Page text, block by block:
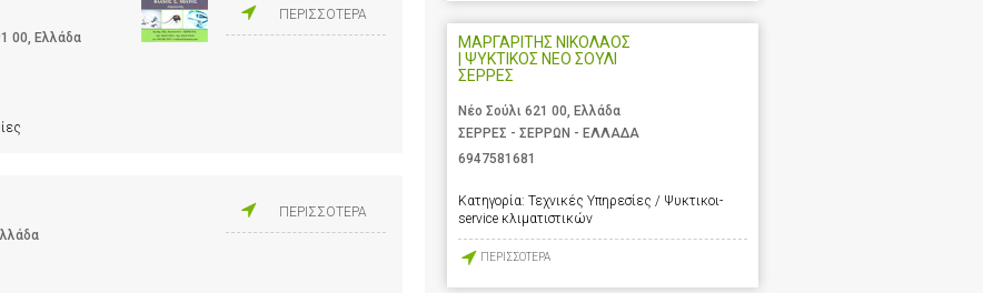
00, Ελλάδα
ΠΕΡΙΣΣΟΤΕΡΑ
ΠΕΡΙΣΣΟΤΕΡΑ
ΜΑΡΓΑΡΙΤΗΣ ΝΙΚΟΛΑΟΣ
| ΨΥΚΤΙΚΟΣ ΝΕΟ ΣΟΥΛΙ
ΣΕΡΡΕΣ
Νέο Σούλι 621 00, Ελλάδα
ΣΕΡΡΕΣ - ΣΕΡΡΩΝ - ΕΛΛΑΔΑ
6947581681
Κατηγορία: Τεχνικές Υπηρεσίες / Ψυκτικοι-
service κλιματιστικών
ΠΕΡΙΣΣΟΤΕΡΑ